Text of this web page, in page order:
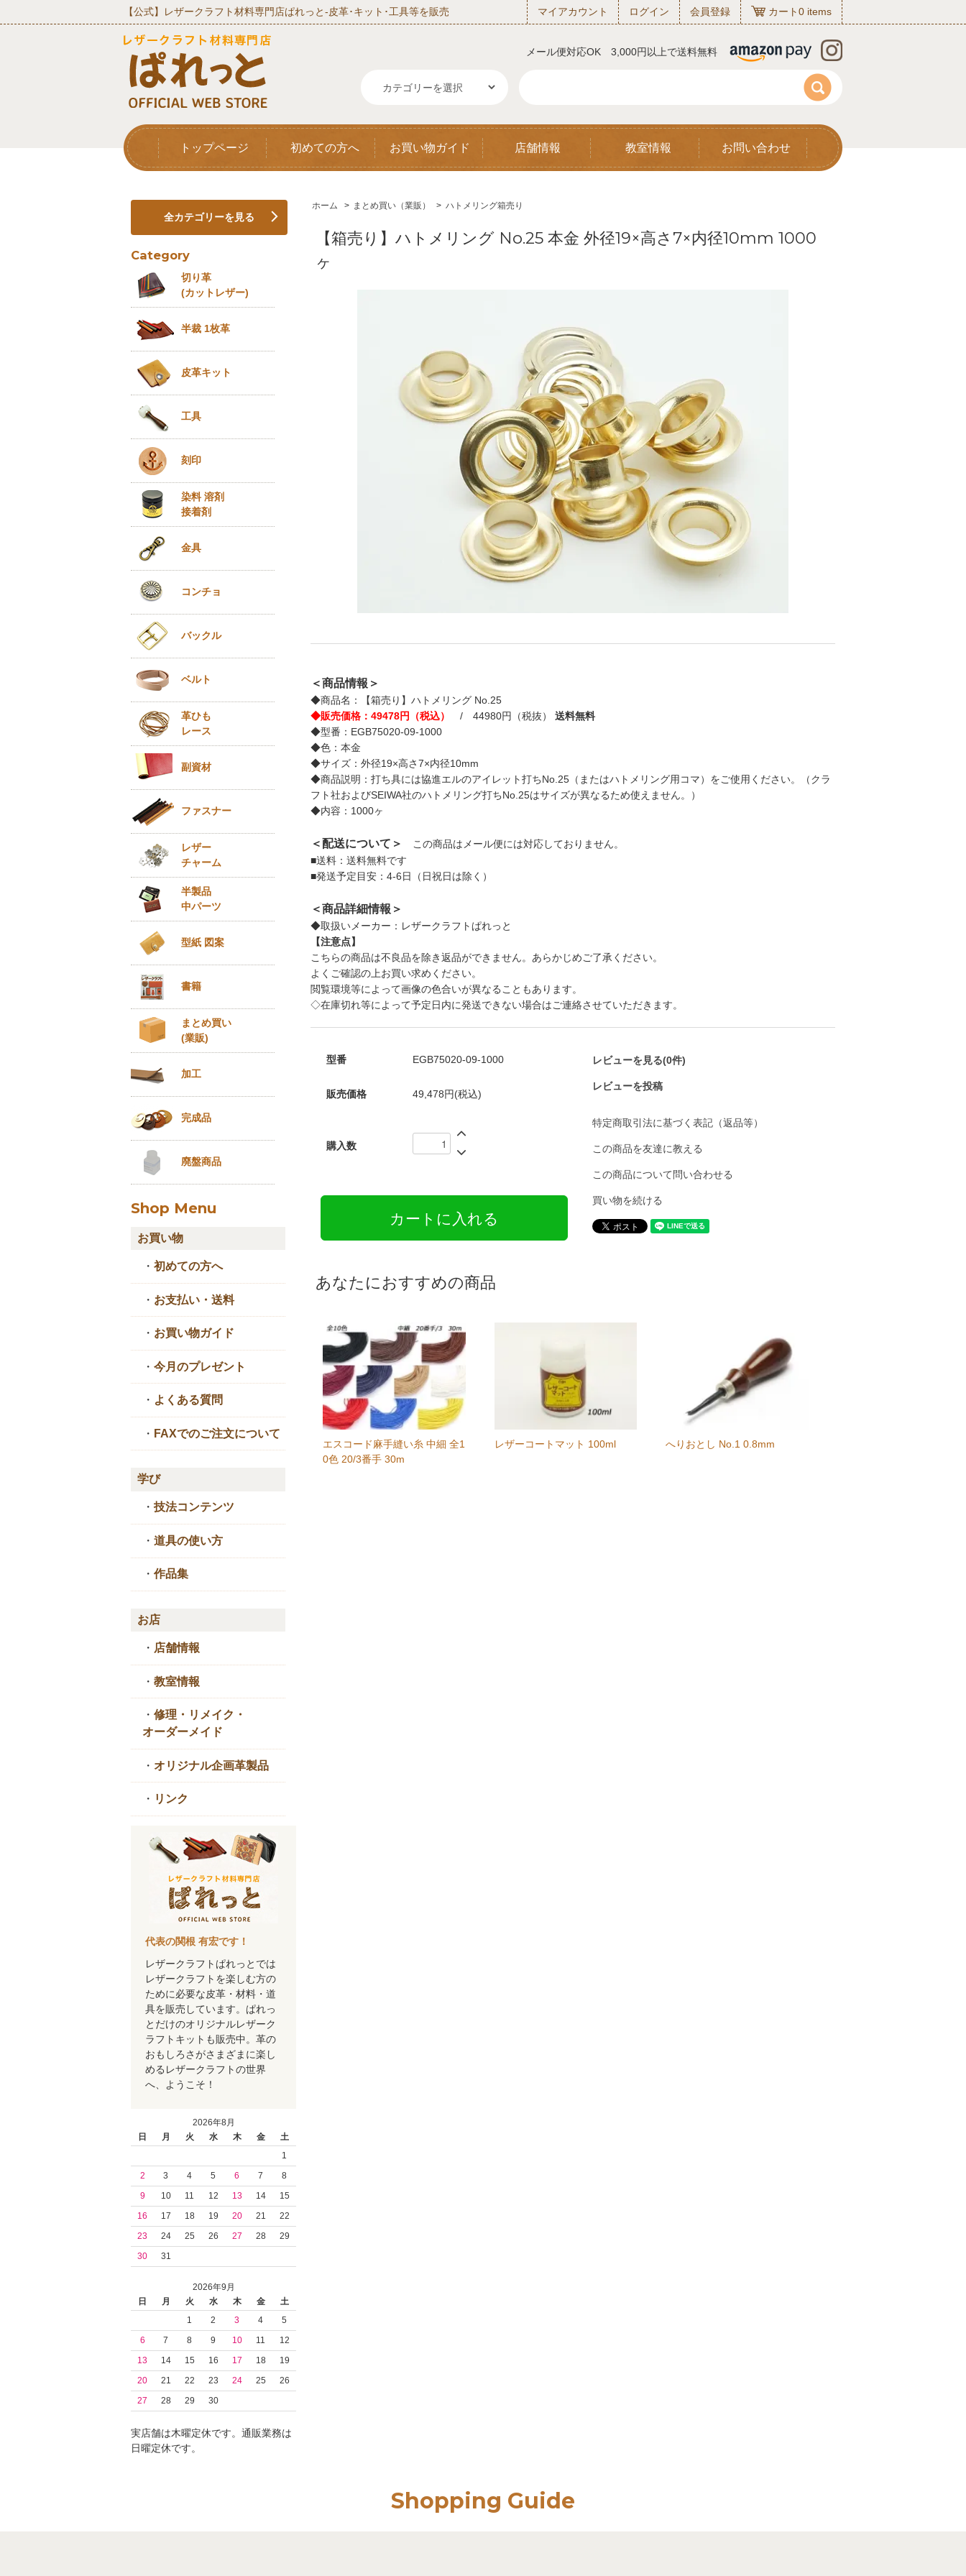
【公式】レザークラフト材料専門店ぱれっと‐皮革･キット･工具等を販売 マイアカウント ログイン 会員登録 カート0 items
メール便対応OK 3,000円以上で送料無料
トップページ 初めての方へ お買い物ガイド 店舗情報 教室情報 お問い合わせ
ホーム > まとめ買い（業販） > ハトメリング箱売り
【箱売り】ハトメリング No.25 本金 外径19×高さ7×内径10mm 1000
ヶ
＜商品情報＞
◆商品名：【箱売り】ハトメリング No.25
◆販売価格：49478円（税込）
/ 44980円（税抜） 送料無料
◆型番：EGB75020-09-1000
◆色：本金
◆サイズ：外径19×高さ7×内径10mm
◆商品説明：打ち具には協進エルのアイレット打ちNo.25（またはハトメリング用コマ）をご使用ください。（クラ
フト社およびSEIWA社のハトメリング打ちNo.25はサイズが異なるため使えません。）
◆内容：1000ヶ
＜配送について＞
この商品はメール便には対応しておりません。
■送料：送料無料です
■発送予定目安：4-6日（日祝日は除く）
＜商品詳細情報＞
◆取扱いメーカー：レザークラフトぱれっと
【注意点】
こちらの商品は不良品を除き返品ができません。あらかじめご了承ください。
よくご確認の上お買い求めください。
閲覧環境等によって画像の色合いが異なることもあります。
◇在庫切れ等によって予定日内に発送できない場合はご連絡させていただきます。
型番 EGB75020-09-1000
販売価格 49,478円(税込)
購入数
レビューを見る(0件)
レビューを投稿
特定商取引法に基づく表記（返品等）
この商品を友達に教える
この商品について問い合わせる
買い物を続ける
あなたにおすすめの商品
エスコード麻手縫い糸 中細 全1
0色 20/3番手 30m
レザーコートマット 100ml へりおとし No.1 0.8mm
全カテゴリーを見る
Category
切り革
(カットレザー)
半裁 1枚革
皮革キット
工具
刻印
染料 溶剤
接着剤
金具
コンチョ
バックル
ベルト
革ひも
レース
副資材
ファスナー
レザー
チャーム
半製品
中パーツ
型紙 図案
書籍
まとめ買い
(業販)
加工
完成品
廃盤商品
Shop Menu
お買い物
・ 初めての方へ
・ お支払い・送料
・ お買い物ガイド
・ 今月のプレゼント
・ よくある質問
・ FAXでのご注文について
学び
・ 技法コンテンツ
・ 道具の使い方
・ 作品集
お店
・ 店舗情報
・ 教室情報
・ 修理・リメイク・
オーダーメイド
・ オリジナル企画革製品
・ リンク
代表の関根 有宏です！
レザークラフトぱれっとでは
レザークラフトを楽しむ方の
ために必要な皮革・材料・道
具を販売しています。ぱれっ
とだけのオリジナルレザーク
ラフトキットも販売中。革の
おもしろさがさまざまに楽し
めるレザークラフトの世界
へ、ようこそ！
2026年8月
日
月 火 水 木 金
土
1
2
3 4 5 6 7
8
9
10 11 12 13 14
15
16
17 18 19 20 21
22
23
24 25 26 27 28
29
30
31
2026年9月
日
月 火 水 木 金
土
1
2 3 4
5
6
7 8 9 10 11
12
13
14 15 16 17 18
19
20
21 22 23 24 25
26
27
28 29 30
実店舗は木曜定休です。通販業務は
日曜定休です。
Shopping Guide